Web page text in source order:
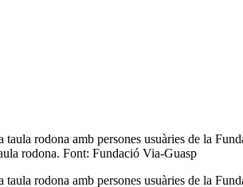
rodona. Font: Fundació Via-Guasp